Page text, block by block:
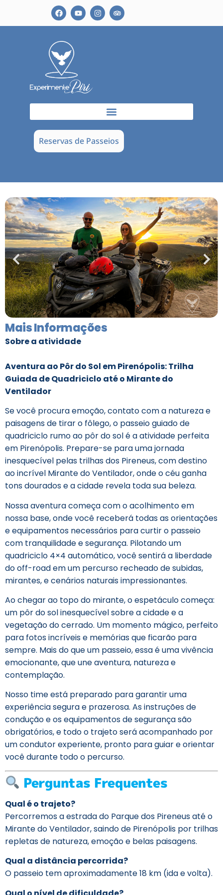
Reservas de Passeios
Mais Informações
Sobre a atividade
Aventura ao Pôr do Sol em Pirenópolis: Trilha
Guiada de Quadriciclo até o Mirante do
Ventilador
Se você procura emoção, contato com a natureza e
paisagens de tirar o fôlego, o passeio guiado de
quadriciclo rumo ao pôr do sol é a atividade perfeita
em Pirenópolis. Prepare-se para uma jornada
inesquecível pelas trilhas dos Pireneus, com destino
ao incrível Mirante do Ventilador, onde o céu ganha
tons dourados e a cidade revela toda sua beleza.
Nossa aventura começa com o acolhimento em
nossa base, onde você receberá todas as orientações
e equipamentos necessários para curtir o passeio
com tranquilidade e segurança. Pilotando um
quadriciclo 4×4 automático, você sentirá a liberdade
do off-road em um percurso recheado de subidas,
mirantes, e cenários naturais impressionantes.
Ao chegar ao topo do mirante, o espetáculo começa:
um pôr do sol inesquecível sobre a cidade e a
vegetação do cerrado. Um momento mágico, perfeito
para fotos incríveis e memórias que ficarão para
sempre. Mais do que um passeio, essa é uma vivência
emocionante, que une aventura, natureza e
contemplação.
Nosso time está preparado para garantir uma
experiência segura e prazerosa. As instruções de
condução e os equipamentos de segurança são
obrigatórios, e todo o trajeto será acompanhado por
um condutor experiente, pronto para guiar e orientar
você durante todo o percurso.
Perguntas Frequentes
Qual é o trajeto?
Percorremos a estrada do Parque dos Pireneus até o
Mirante do Ventilador, saindo de Pirenópolis por trilhas
repletas de natureza, emoção e belas paisagens.
Qual a distância percorrida?
O passeio tem aproximadamente 18 km (ida e volta).